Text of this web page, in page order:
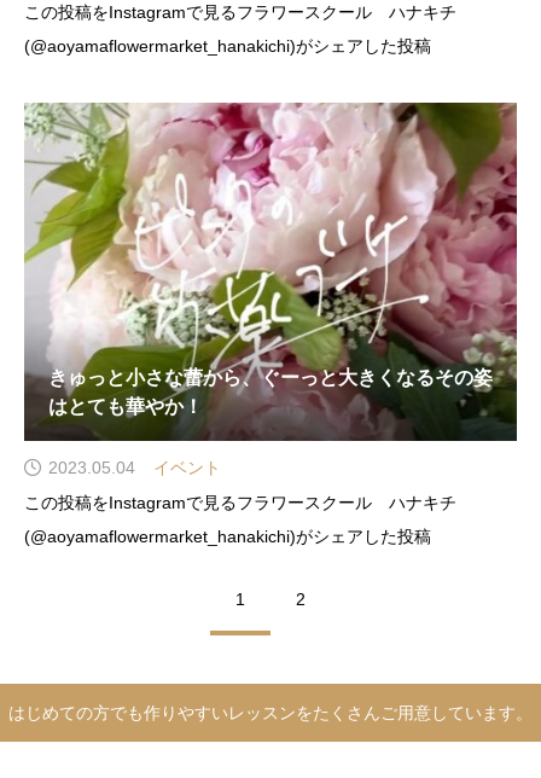
この投稿をInstagramで見るフラワースクール ハナキチ
(@aoyamaflowermarket_hanakichi)がシェアした投稿
きゅっと小さな蕾から、ぐーっと大きくなるその姿
はとても華やか！
2023.05.04
イベント
この投稿をInstagramで見るフラワースクール ハナキチ
(@aoyamaflowermarket_hanakichi)がシェアした投稿
1 2
はじめての方でも作りやすいレッスンをたくさんご用意しています。